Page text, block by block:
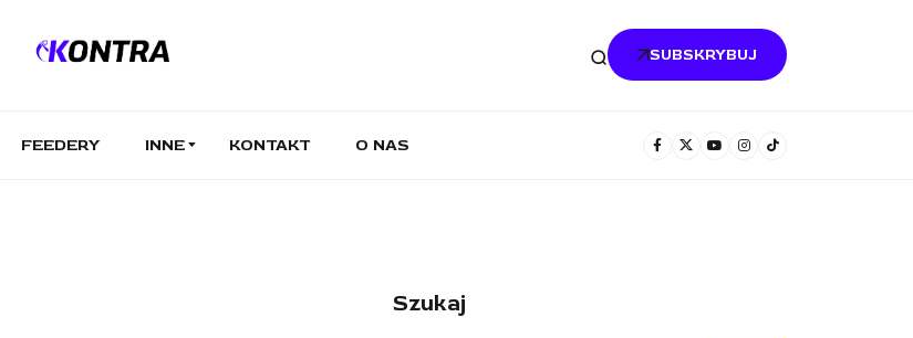
SUBSKRYBUJ
FEEDERY INNE KONTAKT O NAS
Szukaj